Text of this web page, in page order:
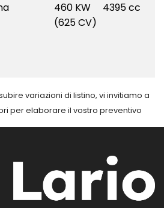
460 KW
(625 CV)
4395 cc
variazioni di listino, vi invitiamo a
per elaborare il vostro preventivo